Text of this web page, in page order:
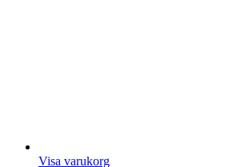
Visa varukorg